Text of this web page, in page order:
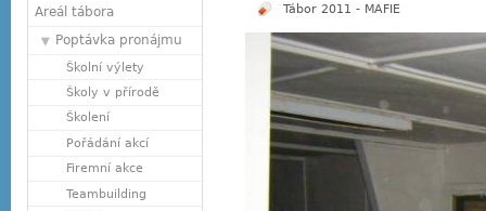
Areál tábora
Poptávka pronájmu
Školní výlety
Školy v přírodě
Školení
Pořádání akcí
Firemní akce
Teambuilding
Tábor 2011 - MAFIE